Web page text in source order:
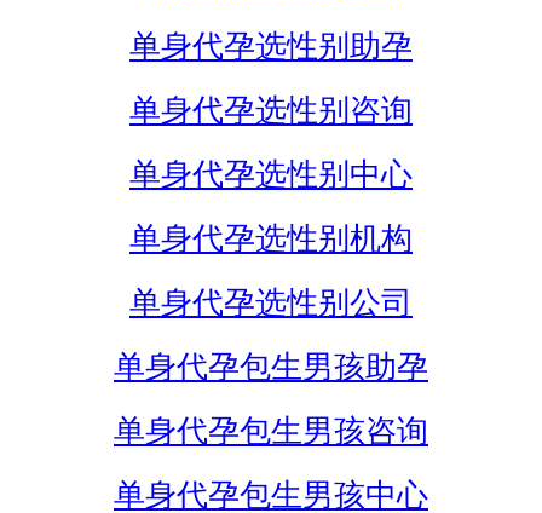
单身代孕选性别助孕
单身代孕选性别咨询
单身代孕选性别中心
单身代孕选性别机构
单身代孕选性别公司
单身代孕包生男孩助孕
单身代孕包生男孩咨询
单身代孕包生男孩中心